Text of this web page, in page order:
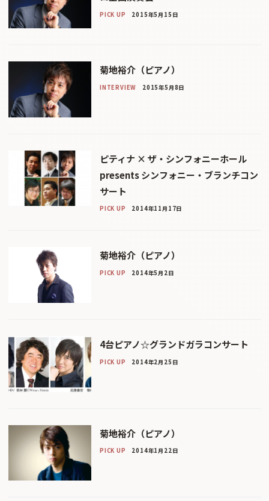
PICK UP 2015年5月15日
菊地裕介（ピアノ）
INTERVIEW 2015年5月8日
ピティナ × ザ・シンフォニーホール
presents シンフォニー・ブランチコン
サート
PICK UP 2014年11月17日
菊地裕介（ピアノ）
PICK UP 2014年5月2日
4台ピアノ☆グランドガラコンサート
PICK UP 2014年2月25日
菊地裕介（ピアノ）
PICK UP 2014年1月22日